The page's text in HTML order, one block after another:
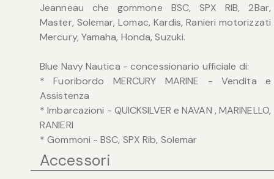
Jeanneau che gommone BSC, SPX RIB, 2Bar,
Master, Solemar, Lomac, Kardis, Ranieri motorizzati
Mercury, Yamaha, Honda, Suzuki.
Blue Navy Nautica - concessionario ufficiale di:
* Fuoribordo MERCURY MARINE - Vendita e
Assistenza
* Imbarcazioni - QUICKSILVER e NAVAN , MARINELLO,
RANIERI
* Gommoni - BSC, SPX Rib, Solemar
Accessori